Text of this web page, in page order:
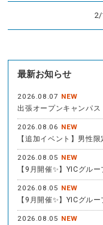
2/
最新お知らせ
2026.08.07 NEW
出張オープンキャンパス
2026.08.06 NEW
【追加イベント】男性
2026.08.05 NEW
【9月開催✨】YICグル
2026.08.05 NEW
【9月開催✨】YICグル
2026.08.05 NEW